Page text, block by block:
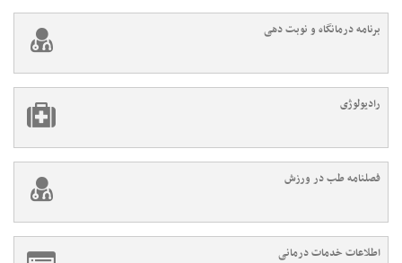
برنامه درمانگاه و نوبت دهی
رادیولوژی
فصلنامه طب در ورزش
اطلاعات خدمات درمانی